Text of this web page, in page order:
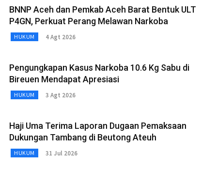
BNNP Aceh dan Pemkab Aceh Barat Bentuk ULT
P4GN, Perkuat Perang Melawan Narkoba
HUKUM 4 Agt 2026
Pengungkapan Kasus Narkoba 10.6 Kg Sabu di
Bireuen Mendapat Apresiasi
HUKUM 3 Agt 2026
Haji Uma Terima Laporan Dugaan Pemaksaan
Dukungan Tambang di Beutong Ateuh
HUKUM 31 Jul 2026